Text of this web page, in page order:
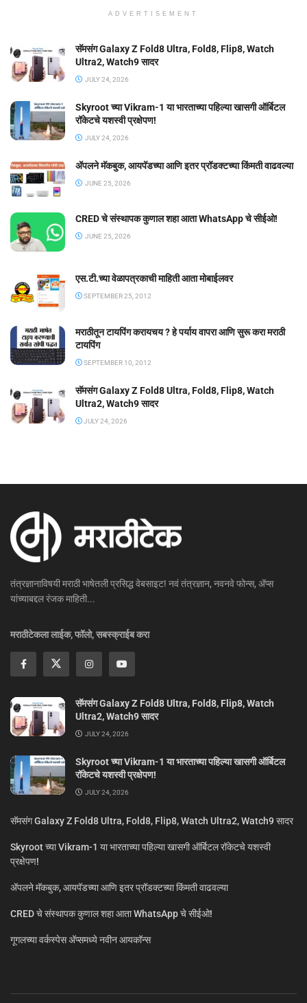
ADVERTISEMENT
सॅमसंग Galaxy Z Fold8 Ultra, Fold8, Flip8, Watch
Ultra2, Watch9 सादर
JULY 24, 2026
Skyroot च्या Vikram-1 या भारताच्या पहिल्या खासगी ऑर्बिटल
रॉकेटचे यशस्वी प्रक्षेपण!
JULY 24, 2026
ॲपलने मॅकबुक, आयपॅडच्या आणि इतर प्रॉडक्टच्या किंमती वाढवल्या
JUNE 25, 2026
CRED चे संस्थापक कुणाल शहा आता WhatsApp चे सीईओ!
JUNE 25, 2026
एस.टी.च्या वेळापत्रकाची माहिती आता मोबाईलवर
SEPTEMBER 25, 2012
मराठीतून टायपिंग करायचय ? हे पर्याय वापरा आणि सुरू करा मराठी
टायपिंग
SEPTEMBER 10, 2012
सॅमसंग Galaxy Z Fold8 Ultra, Fold8, Flip8, Watch
Ultra2, Watch9 सादर
JULY 24, 2026
तंत्रज्ञानाविषयी मराठी भाषेतली प्रसिद्ध वेबसाइट! नवं तंत्रज्ञान, नवनवे फोन्स, ॲप्स
यांच्याबद्दल रंजक माहिती...
मराठीटेकला लाईक, फॉलो, सबस्क्राईब करा
सॅमसंग Galaxy Z Fold8 Ultra, Fold8, Flip8, Watch
Ultra2, Watch9 सादर
JULY 24, 2026
Skyroot च्या Vikram-1 या भारताच्या पहिल्या खासगी ऑर्बिटल
रॉकेटचे यशस्वी प्रक्षेपण!
JULY 24, 2026
सॅमसंग Galaxy Z Fold8 Ultra, Fold8, Flip8, Watch Ultra2, Watch9 सादर
Skyroot च्या Vikram-1 या भारताच्या पहिल्या खासगी ऑर्बिटल रॉकेटचे यशस्वी
प्रक्षेपण!
ॲपलने मॅकबुक, आयपॅडच्या आणि इतर प्रॉडक्टच्या किंमती वाढवल्या
CRED चे संस्थापक कुणाल शहा आता WhatsApp चे सीईओ!
गूगलच्या वर्कस्पेस अ‍ॅप्समध्ये नवीन आयकॉन्स